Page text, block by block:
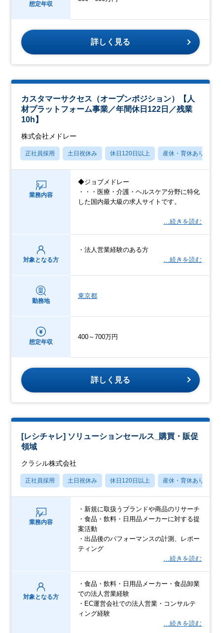
想定年収
詳しく見る
カスタマーサクセス（オープンポジション）【人
材プラットフォーム事業／年間休日122日／残業
10h】
株式会社メドレー
正社員採用 土日祝休み 休日120日以上 産休・育休あり
業務内容
◆ジョブメドレー
・・・医療・介護・ヘルスケア分野に特化
した国内最大級の求人サイトです。
…続きを読む
対象となる方
・法人営業経験のある方
…続きを読む
勤務地
東京都
想定年収
400～700万円
詳しく見る
[レシチャレ] ソリューションセールス_購買・販促
領域
クラシル株式会社
正社員採用 土日祝休み 休日120日以上 産休・育休あり
業務内容
・新規に取扱うブランドや商品のリサーチ
・食品・飲料・日用品メーカーに対する提
案活動
・出品後のパフォーマンスの計測、レポー
ティング
…続きを読む
対象となる方
・食品・飲料・日用品メーカー・食品卸業
での法人営業経験
・EC運営会社での法人営業・コンサルテ
ィング経験
…続きを読む